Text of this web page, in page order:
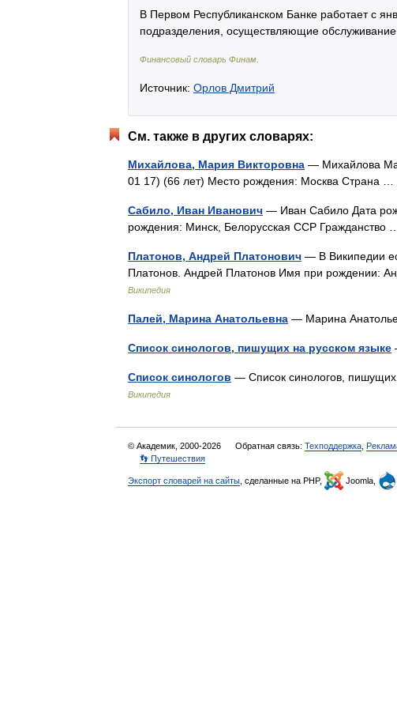
В Первом Республиканском Банке работает с
подразделения, осуществляющие обслуживание
Финансовый словарь Финам
Источник: Орлов Дмитрий
См. также в других словарях:
Михайлова, Мария Викторовна — Михайлова
01 17) (66 лет) Место рождения: Москва Страна …
Сабило, Иван Иванович — Иван Сабило Дата
рождения: Минск, Белорусская ССР Гражданство
Платонов, Андрей Платонович — В Википедии
Платонов. Андрей Платонов Имя при рождении:
Википедия
Палей, Марина Анатольевна — Марина
Список синологов, пишущих на русском языке
Список синологов — Список синологов,
Википедия
© Академик, 2000-2026 Обратная связь: Техподдержка
👣 Путешествия
Экспорт словарей на сайты , сделанные на PHP, Joomla,